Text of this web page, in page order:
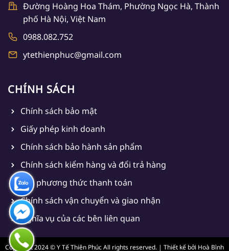
Đường Hoàng Hoa Thám, Phường Ngọc Hà, Thành
phố Hà Nội, Việt Nam
0988.082.752
ytethienphuc@gmail.com
CHÍNH SÁCH
Chính sách bảo mật
Giấy phép kinh doanh
Chính sách bảo hành sản phẩm
Chính sách kiểm hàng và đổi trả hàng
Các phương thức thanh toán
Chính sách vận chuyển và giao nhận
Nghĩa vụ của các bên liên quan
Copyright 2024 © Y Tế Thiên Phúc All rights reserved. | Thiết kế bởi Hoà Bình